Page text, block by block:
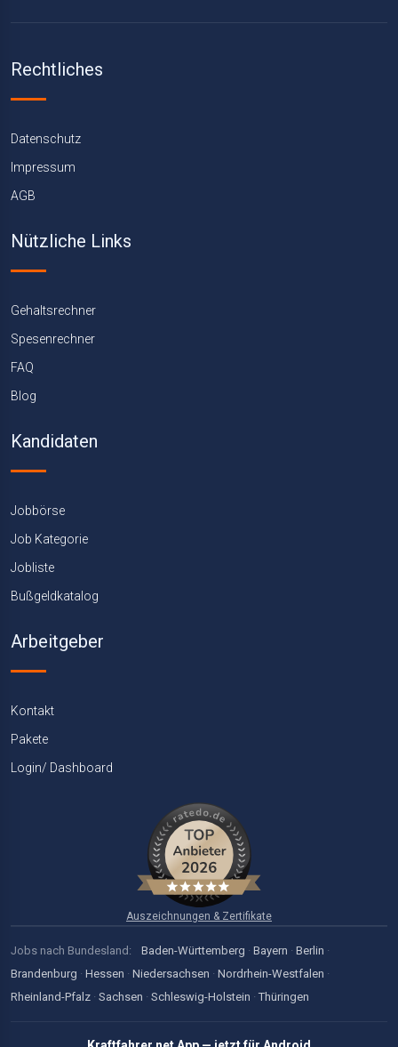
Rechtliches
Datenschutz
Impressum
AGB
Nützliche Links
Gehaltsrechner
Spesenrechner
FAQ
Blog
Kandidaten
Jobbörse
Job Kategorie
Jobliste
Bußgeldkatalog
Arbeitgeber
Kontakt
Pakete
Login/ Dashboard
Auszeichnungen & Zertifikate
Jobs nach Bundesland: Baden-Württemberg · Bayern · Berlin ·
Brandenburg · Hessen · Niedersachsen · Nordrhein-Westfalen ·
Rheinland-Pfalz · Sachsen · Schleswig-Holstein · Thüringen